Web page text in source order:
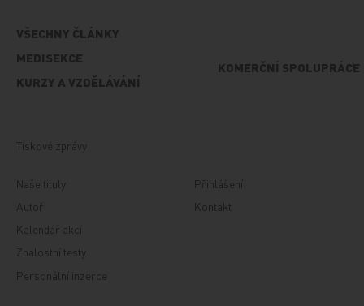
VŠECHNY ČLÁNKY
MEDISEKCE
KURZY A VZDĚLÁVÁNÍ
KOMERČNÍ SPOLUPRÁCE
Tiskové zprávy
Naše tituly
Autoři
Kalendář akcí
Znalostní testy
Personální inzerce
Přihlášení
Kontakt